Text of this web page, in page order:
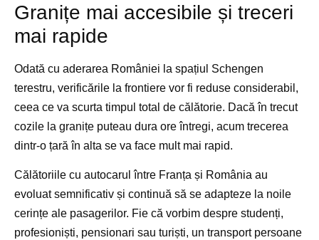
Granițe mai accesibile și treceri
mai rapide
Odată cu aderarea României la spațiul Schengen
terestru, verificările la frontiere vor fi reduse considerabil,
ceea ce va scurta timpul total de călătorie. Dacă în trecut
cozile la granițe puteau dura ore întregi, acum trecerea
dintr-o țară în alta se va face mult mai rapid.
Călătoriile cu autocarul între Franța și România au
evoluat semnificativ și continuă să se adapteze la noile
cerințe ale pasagerilor. Fie că vorbim despre studenți,
profesioniști, pensionari sau turiști, un transport persoane